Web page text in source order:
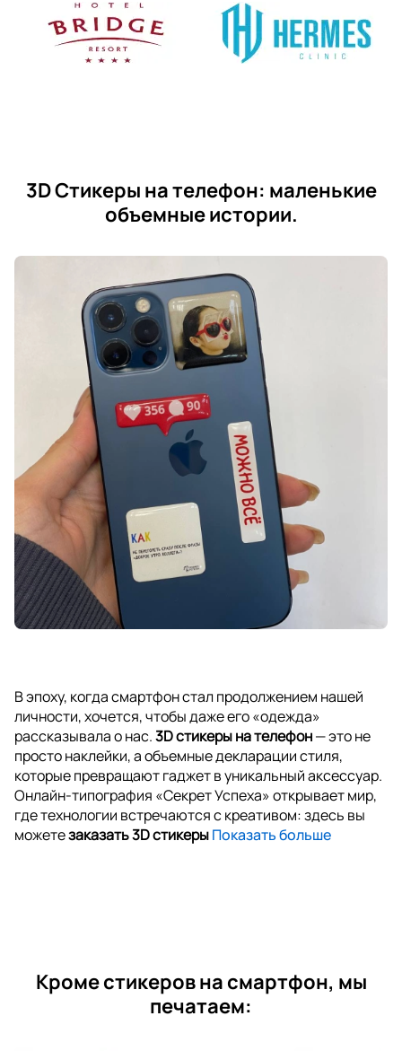
3D Стикеры на телефон: маленькие
объемные истории.
В эпоху, когда смартфон стал продолжением нашей
личности, хочется, чтобы даже его «одежда»
рассказывала о нас.3D стикеры на телефон— это не
просто наклейки, а объемные декларации стиля,
которые превращают гаджет в уникальный аксессуар.
Онлайн-типография «Секрет Успеха» открывает мир,
где технологии встречаются с креативом: здесь вы
можетезаказать 3D стикерыПоказать больше
Кроме стикеров на смартфон, мы
печатаем: